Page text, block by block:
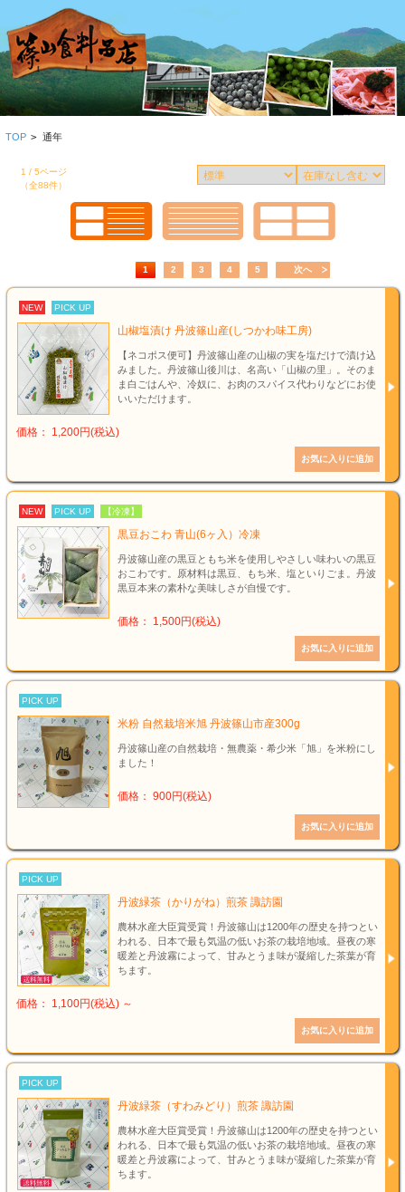
TOP > 通年
1 / 5ページ
（全88件）
1 2 3 4 5 次へ
NEW PICK UP
山椒塩漬け 丹波篠山産(しつかわ味工房)
【ネコポス便可】丹波篠山産の山椒の実を塩だけで漬け込
みました。丹波篠山後川は、名高い「山椒の里」。そのま
ま白ごはんや、冷奴に、お肉のスパイス代わりなどにお使
いいただけます。
価格： 1,200円(税込)
NEW PICK UP 【冷凍】
黒豆おこわ 青山(6ヶ入）冷凍
丹波篠山産の黒豆ともち米を使用しやさしい味わいの黒豆
おこわです。原材料は黒豆、もち米、塩といりごま。丹波
黒豆本来の素朴な美味しさが自慢です。
価格： 1,500円(税込)
PICK UP
米粉 自然栽培米旭 丹波篠山市産300g
丹波篠山産の自然栽培・無農薬・希少米「旭」を米粉にし
ました！
価格： 900円(税込)
PICK UP
丹波緑茶（かりがね）煎茶 諏訪園
農林水産大臣賞受賞！丹波篠山は1200年の歴史を持つとい
われる、日本で最も気温の低いお茶の栽培地域。昼夜の寒
暖差と丹波霧によって、甘みとうま味が凝縮した茶葉が育
ちます。
価格： 1,100円(税込) ～
PICK UP
丹波緑茶（すわみどり）煎茶 諏訪園
農林水産大臣賞受賞！丹波篠山は1200年の歴史を持つとい
われる、日本で最も気温の低いお茶の栽培地域。昼夜の寒
暖差と丹波霧によって、甘みとうま味が凝縮した茶葉が育
ちます。